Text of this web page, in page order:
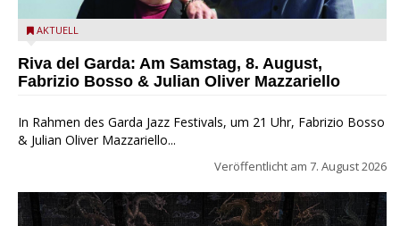
Fabrizio Bosso & Julian Oliver Mazzariello zu Gast beim Garda
AKTUELL
Riva del Garda: Am Samstag, 8. August,
Fabrizio Bosso & Julian Oliver Mazzariello
In Rahmen des Garda Jazz Festivals, um 21 Uhr, Fabrizio Bosso
& Julian Oliver Mazzariello...
Veröffentlicht am 7. August 2026